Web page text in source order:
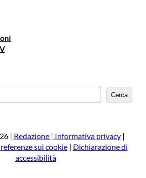
e
a
Cerca
| Redazione | Informativa privacy|
sui cookie| Dichiarazione di
accessibilità